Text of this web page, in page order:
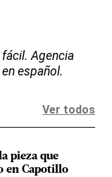
Agencia
español.
Ver todos
pieza que
en Capotillo